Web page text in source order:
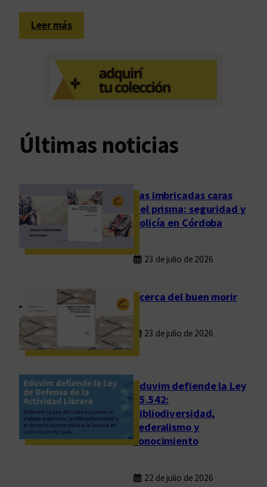
Leer más:
E
v
i
e
m
b
c
n
E
o
a
Últimas noticias
Las imbricadas caras
del prisma: seguridad y
policía en Córdoba
23 de julio de 2026
Acerca del buen morir
23 de julio de 2026
Eduvim defiende la Ley
25.542:
bibliodiversidad,
federalismo y
conocimiento
22 de julio de 2026